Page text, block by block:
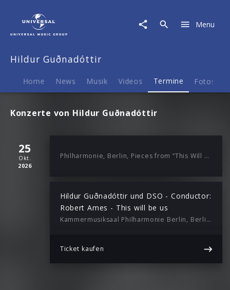
Guðnadóttir
Termine
Menu
Hildur Guðnadóttir
Home News Musik Videos Termine Fotos
Konzerte von Hildur Guðnadóttir
25
Okt.
2026
Philharmonie, Berlin, Pieces from “This Will Be Us”
Hildur Guðnadóttir und DSO - Conductor:
Robert Ames - This will be us
Kammermusiksaal Philharmonie Berlin, Berlin, 20:00
Ticket kaufen